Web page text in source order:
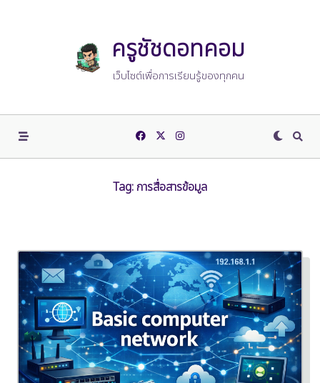
ครูชัชดอทคอม
เว็บไซต์เพื่อการเรียนรู้ของทุกคน
Tag: การสื่อสารข้อมูล